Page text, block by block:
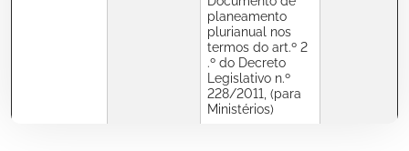
planeamento
plurianual nos
termos do art.º 2
.º do Decreto
Legislativo n.º
228/2011, (para
Ministérios)